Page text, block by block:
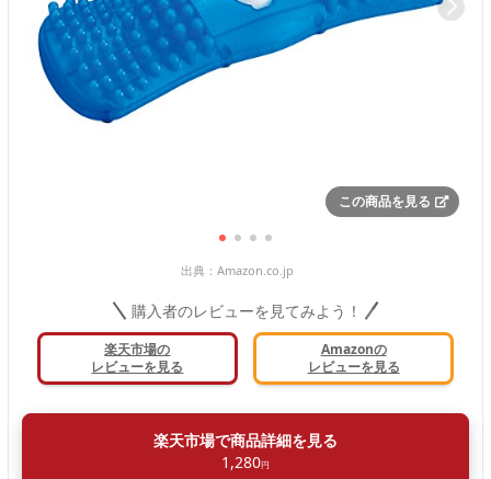
この商品を見る
出典： Amazon.co.jp
購入者のレビューを見てみよう！
楽天市場の
レビューを見る
Amazonの
レビューを見る
楽天市場で商品詳細を見る
1,280円